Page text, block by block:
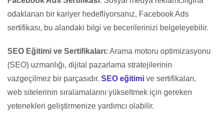
odaklanan bir kariyer hedefliyorsanız, Facebook Ads
sertifikası, bu alandaki bilgi ve becerilerinizi belgeleyebilir.
SEO Eğitimi ve Sertifikaları: Arama motoru optimizasyonu
(SEO) uzmanlığı, dijital pazarlama stratejilerinin
vazgeçilmez bir parçasıdır. SEO eğitimi ve sertifikaları,
web sitelerinin sıralamalarını yükseltmek için gereken
yetenekleri geliştirmenize yardımcı olabilir.